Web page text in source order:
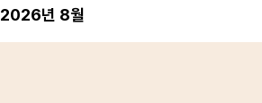
2026년 8월